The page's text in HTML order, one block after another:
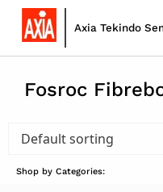
Axia Tekindo
Fosroc
Shop by Categories: